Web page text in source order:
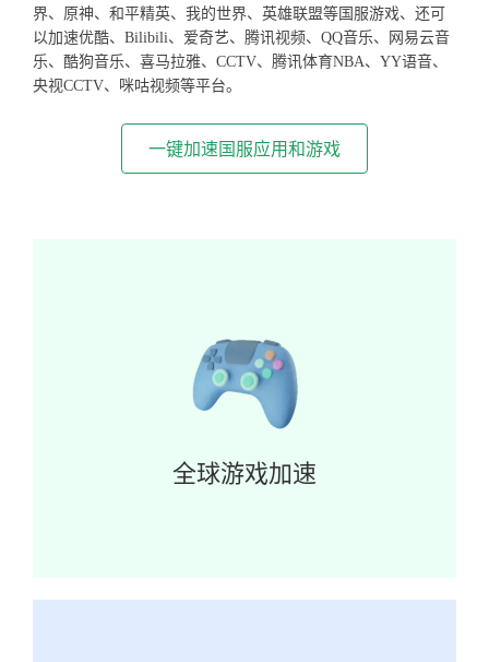
界、原神、和平精英、我的世界、英雄联盟等国服游戏、还可
以加速优酷、Bilibili、爱奇艺、腾讯视频、QQ音乐、网易云音
乐、酷狗音乐、喜马拉雅、CCTV、腾讯体育NBA、YY语音、
央视CCTV、咪咕视频等平台。
一键加速国服应用和游戏
全球游戏加速